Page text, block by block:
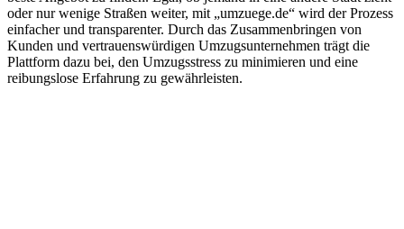
oder nur wenige Straßen weiter, mit „umzuege.de“ wird der Prozess
einfacher und transparenter. Durch das Zusammenbringen von
Kunden und vertrauenswürdigen Umzugsunternehmen trägt die
Plattform dazu bei, den Umzugsstress zu minimieren und eine
reibungslose Erfahrung zu gewährleisten.